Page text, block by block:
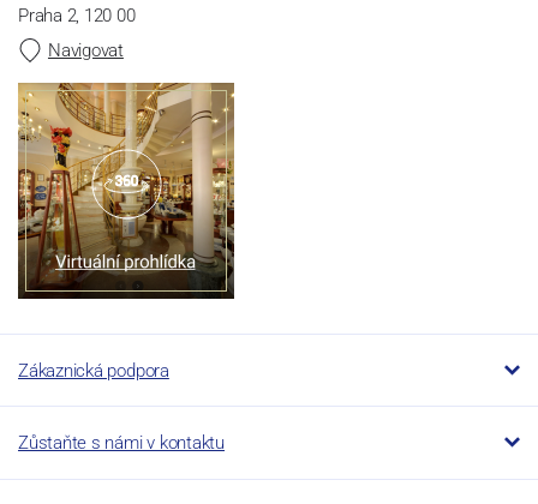
Praha 2, 120 00
Navigovat
Zákaznická podpora
Zůstaňte s námi v kontaktu